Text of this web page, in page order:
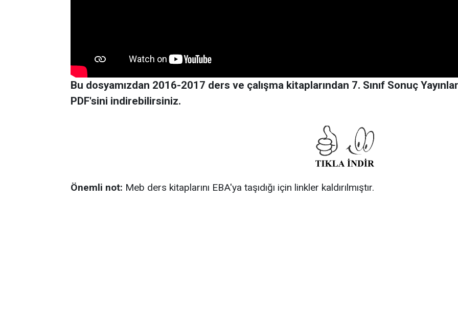
Bu dosyamızdan 2016-2017 ders ve çalışma kitaplarından 7. Sınıf Sonuç
PDF'sini indirebilirsiniz.
Önemli not: Meb ders kitaplarını EBA'ya taşıdığı için linkler kaldırılmıştır.